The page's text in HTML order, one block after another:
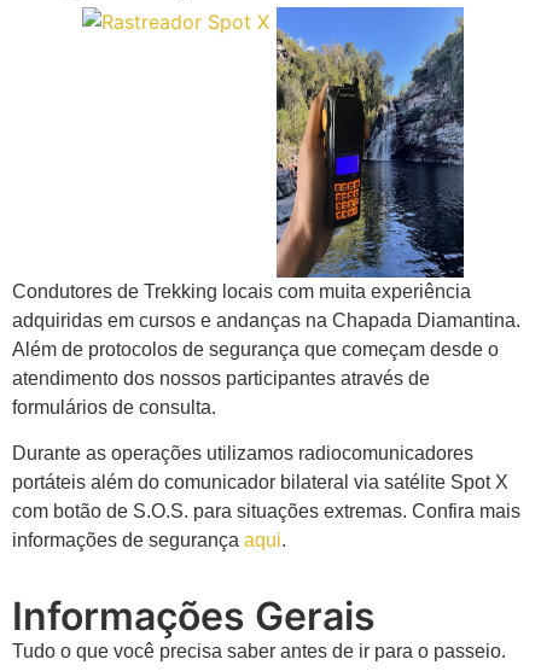
Condutores de Trekking locais com muita experiência
adquiridas em cursos e andanças na Chapada Diamantina.
Além de protocolos de segurança que começam desde o
atendimento dos nossos participantes através de
formulários de consulta.
Durante as operações utilizamos radiocomunicadores
portáteis além do comunicador bilateral via satélite Spot X
com botão de S.O.S. para situações extremas. Confira mais
informações de segurança aqui.
Informações Gerais
Tudo o que você precisa saber antes de ir para o passeio.